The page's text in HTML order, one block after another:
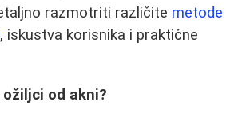
razmotriti različite metode
, iskustva korisnika i praktične
od akni?